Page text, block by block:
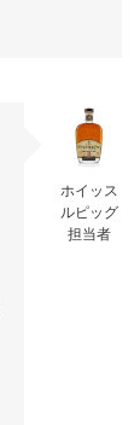
ホイッス
ルピッグ
担当者